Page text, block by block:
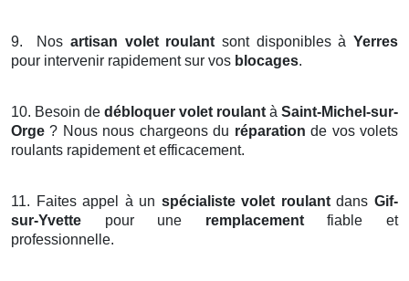
9. Nosartisan volet roulant sont disponibles àYerres
pour intervenir rapidement sur vos blocages.
10. Besoin de débloquer volet roulant à Saint-Michel-sur-
Orge ? Nous nous chargeons du réparation de vos volets
roulants rapidement et efficacement.
11. Faites appel à un spécialiste volet roulantdansGif-
sur-Yvette pour une remplacementfiable et
professionnelle.